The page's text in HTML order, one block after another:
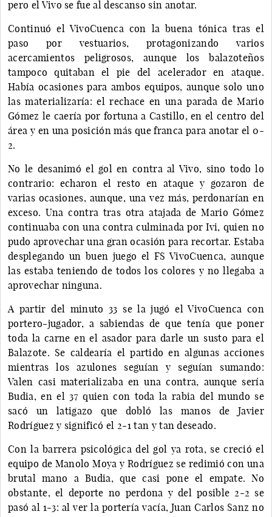
pero el Vivo se fue al descanso sin anotar.
Continuó el VivoCuenca con la buena tónica tras el
paso por vestuarios, protagonizando varios
acercamientos peligrosos, aunque los balazoteños
tampoco quitaban el pie del acelerador en ataque.
Había ocasiones para ambos equipos, aunque solo uno
las materializaría: el rechace en una parada de Mario
Gómez le caería por fortuna a Castillo, en el centro del
área y en una posición más que franca para anotar el 0-
2.
No le desanimó el gol en contra al Vivo, sino todo lo
contrario: echaron el resto en ataque y gozaron de
varias ocasiones, aunque, una vez más, perdonarían en
exceso. Una contra tras otra atajada de Mario Gómez
continuaba con una contra culminada por Ivi, quien no
pudo aprovechar una gran ocasión para recortar. Estaba
desplegando un buen juego el FS VivoCuenca, aunque
las estaba teniendo de todos los colores y no llegaba a
aprovechar ninguna.
A partir del minuto 33 se la jugó el VivoCuenca con
portero-jugador, a sabiendas de que tenía que poner
toda la carne en el asador para darle un susto para el
Balazote. Se caldearía el partido en algunas acciones
mientras los azulones seguían y seguían sumando:
Valen casi materializaba en una contra, aunque sería
Budia, en el 37 quien con toda la rabia del mundo se
sacó un latigazo que dobló las manos de Javier
Rodríguez y significó el 2-1 tan y tan deseado.
Con la barrera psicológica del gol ya rota, se creció el
equipo de Manolo Moya y Rodríguez se redimió con una
brutal mano a Budia, que casi pone el empate. No
obstante, el deporte no perdona y del posible 2-2 se
pasó al 1-3: al ver la portería vacía, Juan Carlos Sanz no